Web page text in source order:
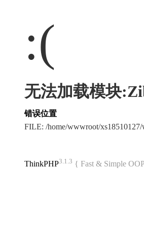
:(
无法加载模块
错误位置
FILE: /home/wwwroot/
ThinkPHP3.1.3 { Fast & Simple